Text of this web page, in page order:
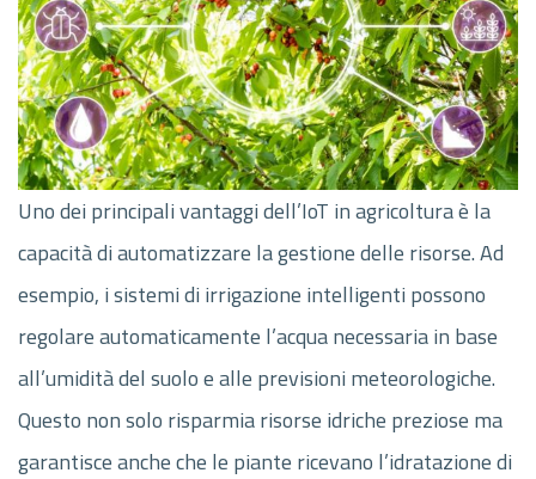
Uno dei principali vantaggi dell’IoT in agricoltura è la
capacità di automatizzare la gestione delle risorse. Ad
esempio, i sistemi di irrigazione intelligenti possono
regolare automaticamente l’acqua necessaria in base
all’umidità del suolo e alle previsioni meteorologiche.
Questo non solo risparmia risorse idriche preziose ma
garantisce anche che le piante ricevano l’idratazione di